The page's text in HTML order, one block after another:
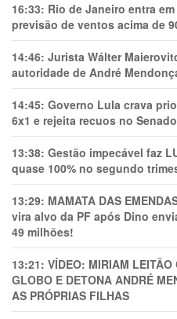
16:33: Rio de Janeiro entra em
previsão de ventos acima de
14:46: Jurista Wálter
autoridade de André
14:45: Governo Lula crava
6x1 e rejeita recuos no Senado
13:38: Gestão impecável faz
quase 100% no segundo
13:29: MAMATA DAS
vira alvo da PF após Dino
49 milhões!
13:21: VÍDEO: MIRIAM
GLOBO E DETONA ANDRÉ
AS PRÓPRIAS FILHAS